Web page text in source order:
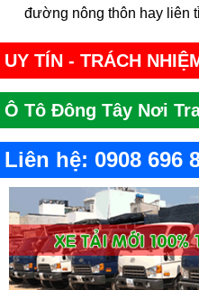
đường nông thôn hay liên
UY TÍN - TRÁCH
Ô Tô Đông Tây Nơi
Liên hệ: 0908 696